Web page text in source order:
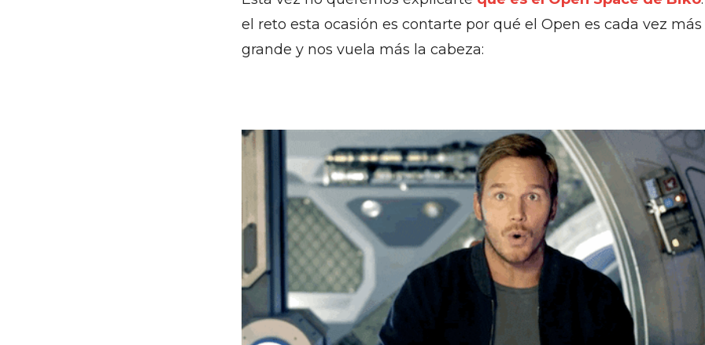
el reto esta ocasión es contarte por qué el Open es cada vez
grande y nos vuela más la cabeza: